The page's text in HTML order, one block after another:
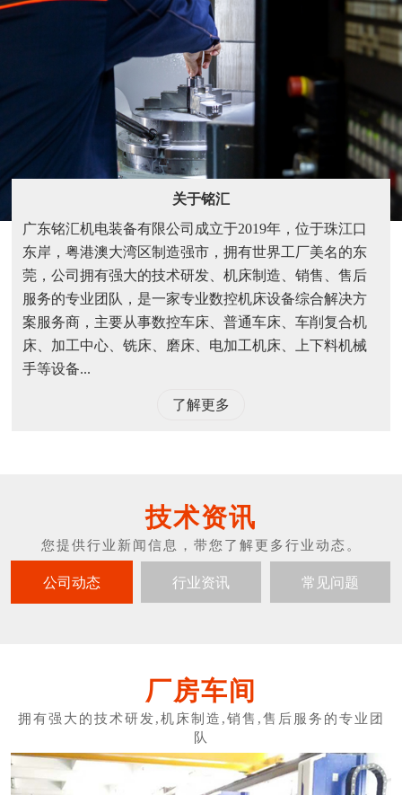
关于铭汇
广东铭汇机电装备有限公司成立于2019年，位于珠江口
东岸，粤港澳大湾区制造强市，拥有世界工厂美名的东
莞，公司拥有强大的技术研发、机床制造、销售、售后
服务的专业团队，是一家专业数控机床设备综合解决方
案服务商，主要从事数控车床、普通车床、车削复合机
床、加工中心、铣床、磨床、电加工机床、上下料机械
手等设备...
了解更多
技术资讯
公司动态 行业资讯 常见问题
厂房车间